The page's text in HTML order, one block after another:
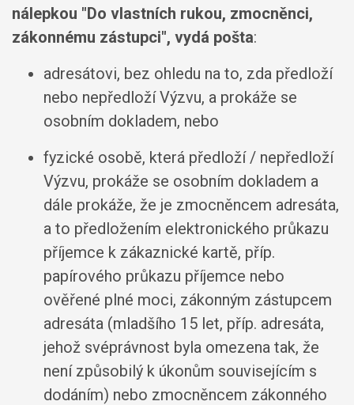
nálepkou "Do vlastních rukou, zmocněnci,
zákonnému zástupci", vydá pošta:
adresátovi, bez ohledu na to, zda předloží
nebo nepředloží Výzvu, a prokáže se
osobním dokladem, nebo
fyzické osobě, která předloží / nepředloží
Výzvu, prokáže se osobním dokladem a
dále prokáže, že je zmocněncem adresáta,
a to předložením elektronického průkazu
příjemce k zákaznické kartě, příp.
papírového průkazu příjemce nebo
ověřené plné moci, zákonným zástupcem
adresáta (mladšího 15 let, příp. adresáta,
jehož svéprávnost byla omezena tak, že
není způsobilý k úkonům souvisejícím s
dodáním) nebo zmocněncem zákonného